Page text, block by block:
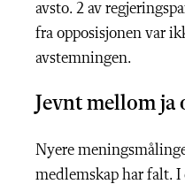
avsto. 2 av
fra opposisjonen var
avstemningen.
Jevnt mellom ja
Nyere
medlemskap har falt.